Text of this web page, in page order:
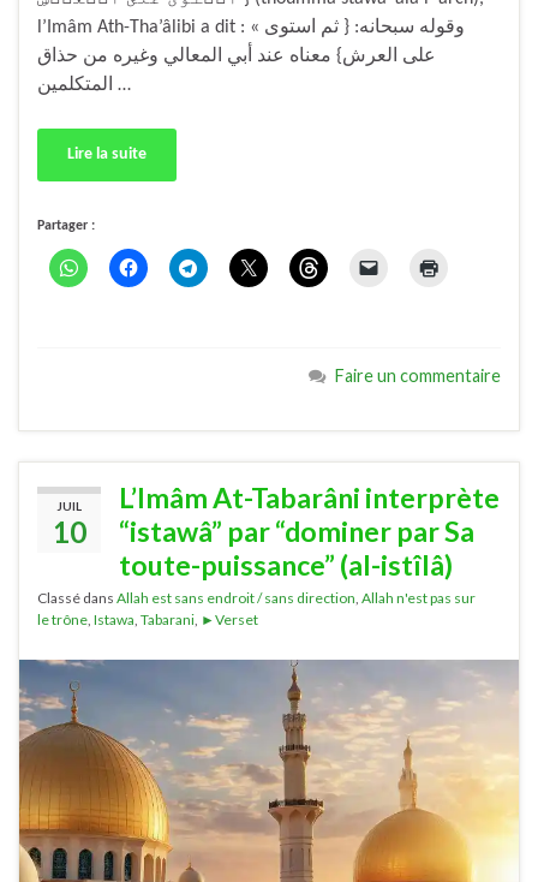
l’Imâm Ath-Tha’âlibi a dit : « وقوله سبحانه:‏ ‏{‏ ثم استوى
على العرش‏}‏ معناه عند أبي المعالي وغيره من حذاق
المتكلمين …
Lire la suite
Partager :
Faire un commentaire
JUIL
10
L’Imâm At-Tabarâni interprète
“istawâ” par “dominer par Sa
toute-puissance” (al-istîlâ)
Classé dans Allah est sans endroit / sans direction Allah n'est pas sur
le trône Istawa Tabarani ►Verset